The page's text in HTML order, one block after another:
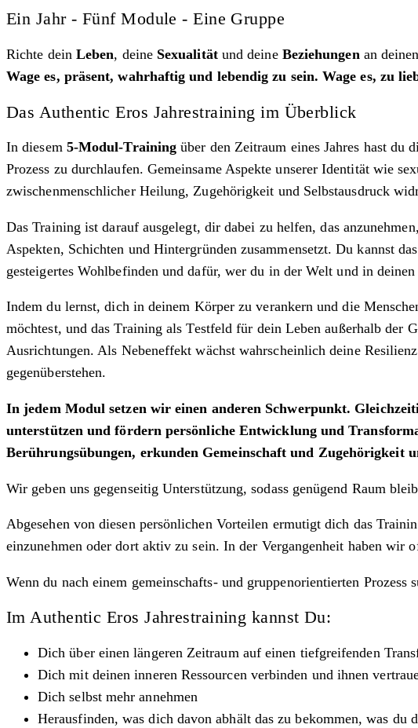
Ein Jahr - Fünf Module - Eine Gruppe
Richte dein Leben, deine Sexualitätund deine Beziehungen an
Wage es, präsent, wahrhaftig und lebendig zu sein. Wage es, zu
Das Authentic Eros Jahrestraining im Überblick
In diesem 5-Modul-Training über den Zeitraum eines Jahres hast du
Prozess zu durchlaufen. Gemeinsame Aspekte unserer Identität wie
zwischenmenschlicher Heilung, Zugehörigkeit und Selbstausdruck
Das Training ist darauf ausgelegt, dir dabei zu helfen, das
Aspekten, Schichten und Hintergründen zusammensetzt. Du kannst
gesteigertes Wohlbefinden und dafür, wer du in der Welt und in
Indem du lernst, dich in deinem Körper zu verankern und die
möchtest, und das Training als Testfeld für dein Leben außerhalb der
Ausrichtungen. Als Nebeneffekt wächst wahrscheinlich deine
gegenüberstehen.
In jedem Modul setzen wir einen anderen Schwerpunkt.
unterstützen und fördern persönliche Entwicklung und
Berührungsübungen, erkunden Gemeinschaft und Zugehörigkeit
Wir geben uns gegenseitig Unterstützung, sodass genügend Raum
Abgesehen von diesen persönlichen Vorteilen ermutigt dich das
einzunehmen oder dort aktiv zu sein. In der Vergangenheit haben wir
Wenn du nach einem gemeinschafts- und gruppenorientierten
Im Authentic Eros Jahrestraining kannst Du:
Dich über einen längeren Zeitraum auf einen tiefgreifenden
Dich mit deinen inneren Ressourcen verbinden und ihnen
Dich selbst mehr annehmen
Herausfinden, was dich davon abhält das zu bekommen, was du